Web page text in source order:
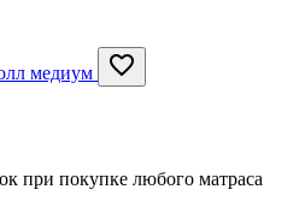
при покупке любого матраса